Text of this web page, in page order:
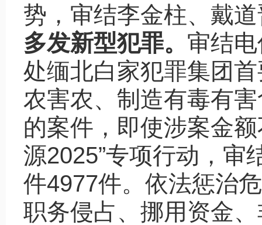
势，审结李金柱、戴
多发新型犯罪。 审结
处缅北白家犯罪集团
农害农、制造有毒有
的案件，即使涉案金
源2025”专项行动，审
件4977件。依法惩治
职务侵占、挪用资金